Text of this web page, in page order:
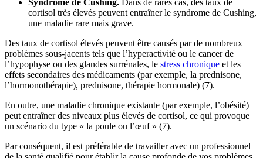
cortisol très élevés peuvent entraîner le syndrome de Cushing,
une maladie rare mais grave.
Des taux de cortisol élevés peuvent être causés par de nombreux
problèmes sous-jacents tels que l’hyperactivité ou le cancer de
l’hypophyse ou des glandes surrénales, le stress chronique et les
effets secondaires des médicaments (par exemple, la prednisone,
l’hormonothérapie), prednisone, thérapie hormonale) (7).
En outre, une maladie chronique existante (par exemple, l’obésité)
peut entraîner des niveaux plus élevés de cortisol, ce qui provoque
un scénario du type « la poule ou l’œuf » (7).
Par conséquent, il est préférable de travailler avec un professionnel